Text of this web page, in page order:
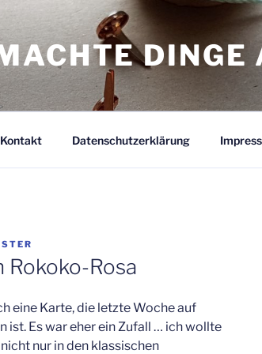
DINGE
Kontakt Datenschutzerklärung
Rokoko-Rosa
eine Karte, die letzte Woche auf
Es war eher ein Zufall … ich wollte
nur in den klassischen